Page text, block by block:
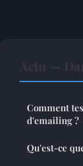
Comment
d'emailing ?
Qu'est-ce